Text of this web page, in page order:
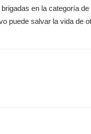
en la categoría
puede salvar la vida de